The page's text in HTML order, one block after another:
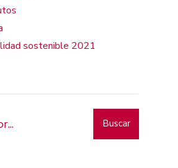
sostenible 2021
Buscar